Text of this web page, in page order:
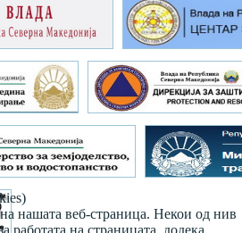
нашата веб-страница. Некои од нив
работата на страницата, додека